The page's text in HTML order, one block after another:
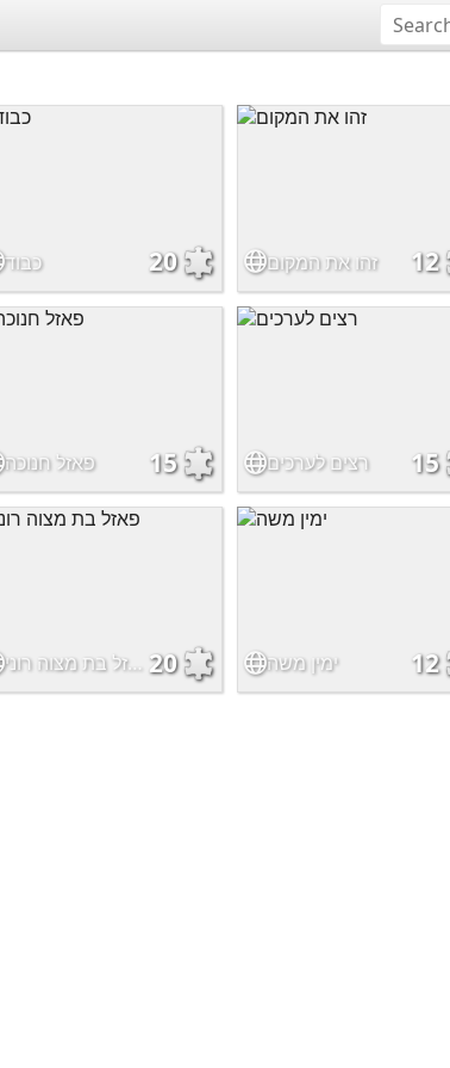
כבוד 20 זהו את המקום 12
פאזל חנוכה 15 רצים לערכים 15
פאזל בת מצוה רוני 20 ימין משה 12